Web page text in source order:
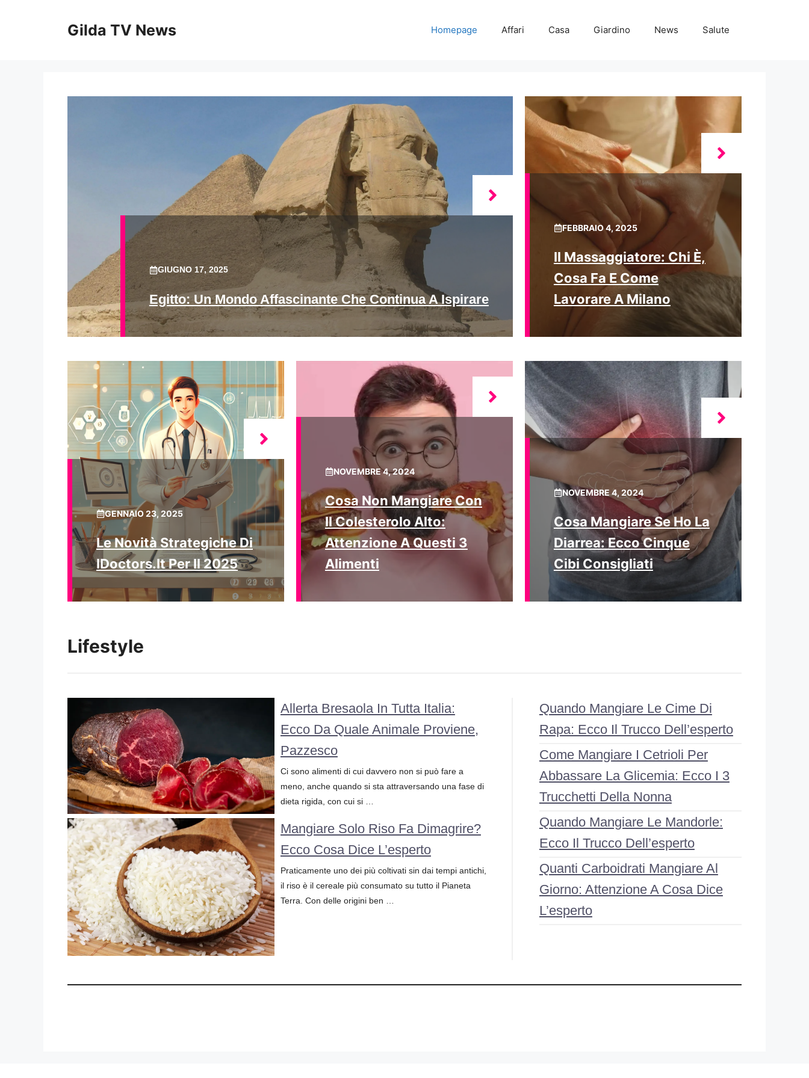
Gilda TV News Homepage Affari Casa Giardino News Salute
GIUGNO 17, 2025
Egitto: Un Mondo Affascinante Che Continua A Ispirare
FEBBRAIO 4, 2025
Il Massaggiatore: Chi È,
Cosa Fa E Come
Lavorare A Milano
GENNAIO 23, 2025
Le Novità Strategiche Di
IDoctors.it Per Il 2025
NOVEMBRE 4, 2024
Cosa Non Mangiare Con
Il Colesterolo Alto:
Attenzione A Questi 3
Alimenti
NOVEMBRE 4, 2024
Cosa Mangiare Se Ho La
Diarrea: Ecco Cinque
Cibi Consigliati
Lifestyle
Allerta Bresaola In Tutta Italia:
Ecco Da Quale Animale Proviene,
Pazzesco
Ci sono alimenti di cui davvero non si può fare a
meno, anche quando si sta attraversando una fase di
dieta rigida, con cui si …
Mangiare Solo Riso Fa Dimagrire?
Ecco Cosa Dice L’esperto
Praticamente uno dei più coltivati sin dai tempi antichi,
il riso è il cereale più consumato su tutto il Pianeta
Terra. Con delle origini ben …
Quando Mangiare Le Cime Di
Rapa: Ecco Il Trucco Dell’esperto
Come Mangiare I Cetrioli Per
Abbassare La Glicemia: Ecco I 3
Trucchetti Della Nonna
Quando Mangiare Le Mandorle:
Ecco Il Trucco Dell’esperto
Quanti Carboidrati Mangiare Al
Giorno: Attenzione A Cosa Dice
L’esperto